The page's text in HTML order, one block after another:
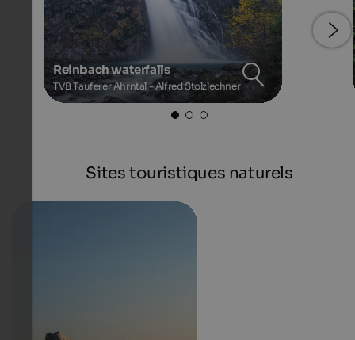
Reinbach waterfalls
TVB Tauferer Ahrntal - Alfred Stolzlechner
Sites touristiques naturels